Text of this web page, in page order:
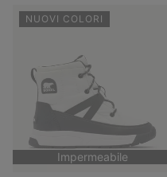
NUOVI COLORI
Impermeabile